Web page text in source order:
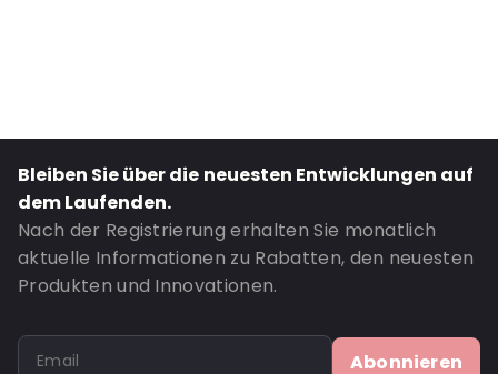
Transparency: Undurchsichtig
Material: Pappe
Closures: Klappenverschluss
P620: Nein
P650: Ja
Air Transport: Ja
Bleiben Sie über die neuesten Entwicklungen auf
dem Laufenden.
Nach der Registrierung erhalten Sie monatlich
aktuelle Informationen zu Rabatten, den neuesten
Produkten und Innovationen.
Abonnieren